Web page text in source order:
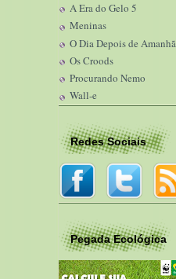
A Era do Gelo 5
Meninas
O Dia Depois de Amanhã
Os Croods
Procurando Nemo
Wall-e
Redes Sociais
Pegada Ecológica